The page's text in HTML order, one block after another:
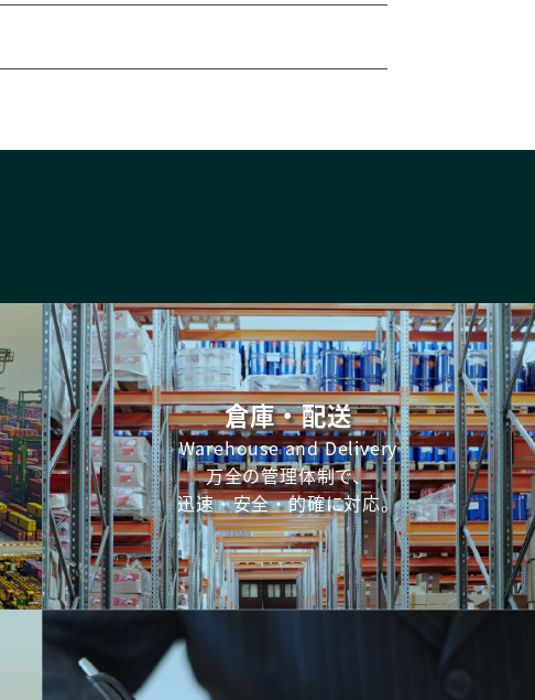
倉庫・配送
Warehouse and Delivery
万全の管理体制で、
迅速・安全・的確に対応。